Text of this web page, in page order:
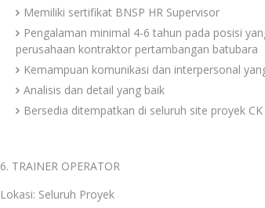
Memiliki sertifikat BNSP HR Supervisor
Pengalaman minimal 4-6 tahun pada posisi
perusahaan kontraktor pertambangan batubara
Kemampuan komunikasi dan interpersonal
Analisis dan detail yang baik
Bersedia ditempatkan di seluruh site proyek CK
6. TRAINER OPERATOR
Lokasi: Seluruh Proyek